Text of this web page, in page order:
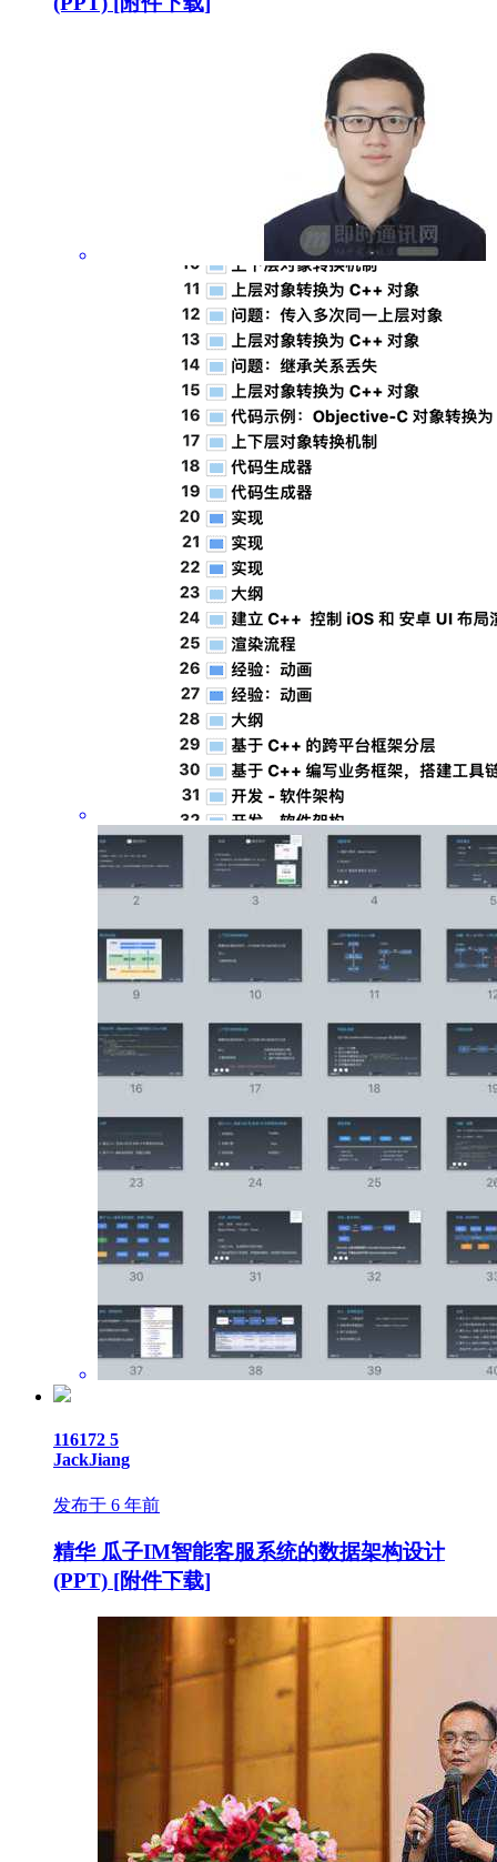
116172 5
JackJiang
发布于 6 年前
精华 瓜子IM智能客服系统的数据架构设计
(PPT) [附件下载]